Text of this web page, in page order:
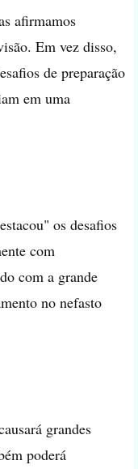
afirmamos
Em vez disso,
de preparação
em uma
os desafios
com
com a grande
no nefasto
grandes
poderá